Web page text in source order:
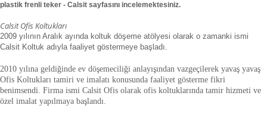
plastik frenli teker - Calsit sayfasını incelemektesiniz.
Calsit Ofis Koltukları
2009 yılının Aralık ayında koltuk döşeme atölyesi olarak o zamanki ismi
Calsit Koltuk adıyla faaliyet göstermeye başladı.
2010 yılına geldiğinde ev döşemeciliği anlayışından vazgeçilerek yavaş yavaş
Ofis Koltukları tamiri ve imalatı konusunda faaliyet gösterme fikri
benimsendi. Firma ismi Calsit Ofis olarak ofis koltuklarında tamir hizmeti ve
özel imalat yapılmaya başlandı.